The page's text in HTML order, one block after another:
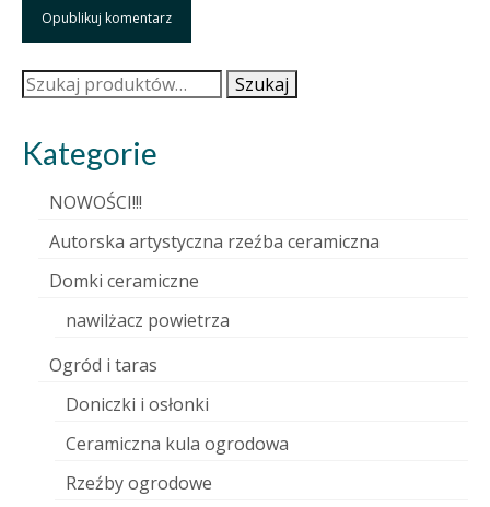
Szukaj: Szukaj
Kategorie
NOWOŚCI!!!
Autorska artystyczna rzeźba ceramiczna
Domki ceramiczne
nawilżacz powietrza
Ogród i taras
Doniczki i osłonki
Ceramiczna kula ogrodowa
Rzeźby ogrodowe